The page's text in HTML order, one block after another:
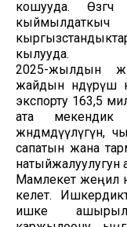
кошууда.
кылууда.
2025-жылдын
жайдын өндүрүш
экспорту 163,5
ата мекендик
жөндөмдүүлүгүн,
сапатын жана
натыйжалуулугун
Мамлекет жеңил
келет.
ишке